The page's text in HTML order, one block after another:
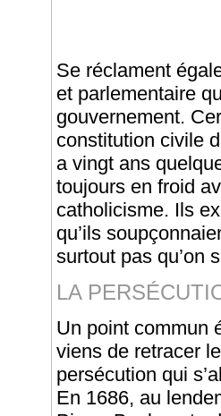
Se réclament
et parlementaire
gouvernement.
constitution civile
a vingt ans
toujours en froid
catholicisme. Ils
qu’ils
surtout pas qu’on
LA
Un point commun
viens de retracer
persécution qui
En 1686, au